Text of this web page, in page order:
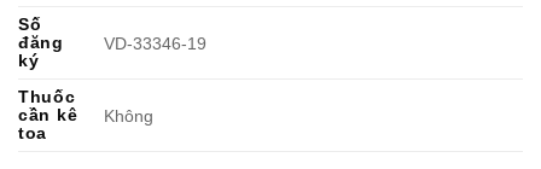
Số
đăng
ký
VD-33346-19
Thuốc
cần kê
toa
Không